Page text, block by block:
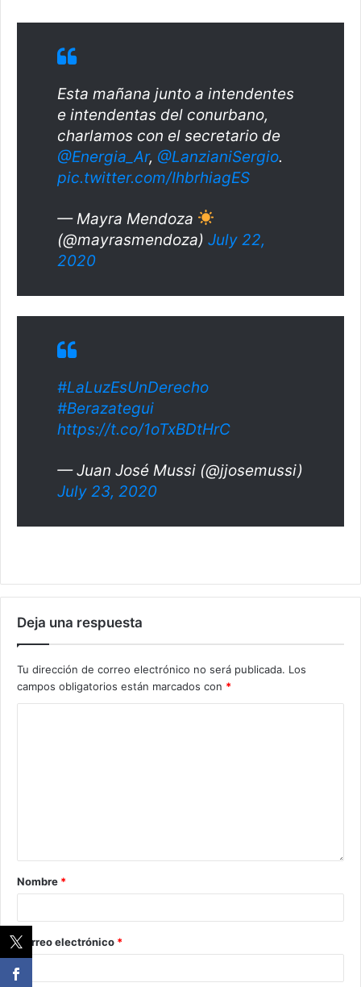
Esta mañana junto a intendentes
e intendentas del conurbano,
charlamos con el secretario de
@Energia_Ar, @LanzianiSergio.
pic.twitter.com/IhbrhiagES
— Mayra Mendoza
(@mayrasmendoza) July 22,
2020
#LaLuzEsUnDerecho
#Berazategui
https://t.co/1oTxBDtHrC
— Juan José Mussi (@jjosemussi)
July 23, 2020
Deja una respuesta
Tu dirección de correo electrónico no será publicada. Los
campos obligatorios están marcados con *
Nombre *
Correo electrónico *